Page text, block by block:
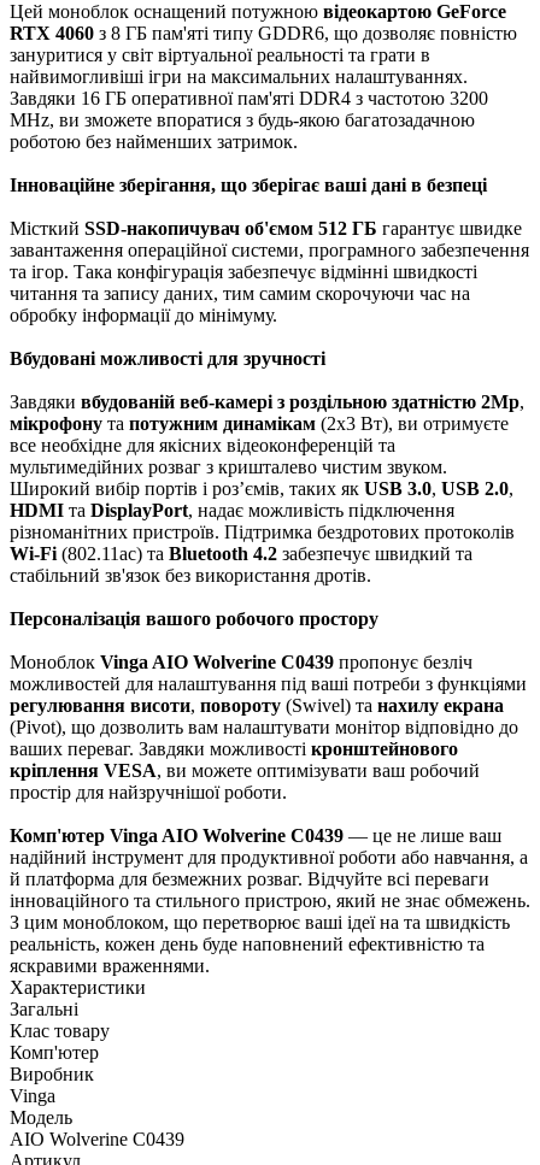
Цей моноблок оснащений потужною відеокартою GeForce
RTX 4060 з 8 ГБ пам'яті типу GDDR6, що дозволяє повністю
зануритися у світ віртуальної реальності та грати в
найвимогливіші ігри на максимальних налаштуваннях.
Завдяки 16 ГБ оперативної пам'яті DDR4 з частотою 3200
MHz, ви зможете впоратися з будь-якою багатозадачною
роботою без найменших затримок.
Інноваційне зберігання, що зберігає ваші дані в безпеці
Місткий SSD-накопичувач об'ємом 512 ГБ гарантує швидке
завантаження операційної системи, програмного забезпечення
та ігор. Така конфігурація забезпечує відмінні швидкості
читання та запису даних, тим самим скорочуючи час на
обробку інформації до мінімуму.
Вбудовані можливості для зручності
Завдяки вбудованій веб-камері з роздільною здатністю 2Mp,
мікрофону та потужним динамікам (2x3 Вт), ви отримуєте
все необхідне для якісних відеоконференцій та
мультимедійних розваг з кришталево чистим звуком.
Широкий вибір портів і роз’ємів, таких як USB 3.0, USB 2.0,
HDMI та DisplayPort, надає можливість підключення
різноманітних пристроїв. Підтримка бездротових протоколів
Wi-Fi(802.11ac) та Bluetooth 4.2 забезпечує швидкий та
стабільний зв'язок без використання дротів.
Персоналізація вашого робочого простору
Моноблок Vinga AIO Wolverine C0439 пропонує безліч
можливостей для налаштування під ваші потреби з функціями
регулювання висоти, повороту (Swivel) та нахилу екрана
(Pivot), що дозволить вам налаштувати монітор відповідно до
ваших переваг. Завдяки можливості кронштейнового
кріплення VESA, ви можете оптимізувати ваш робочий
простір для найзручнішої роботи.
Комп'ютер Vinga AIO Wolverine C0439 — це не лише ваш
надійний інструмент для продуктивної роботи або навчання, а
й платформа для безмежних розваг. Відчуйте всі переваги
інноваційного та стильного пристрою, який не знає обмежень.
З цим моноблоком, що перетворює ваші ідеї на та швидкість
реальність, кожен день буде наповнений ефективністю та
яскравими враженнями.
Характеристики
Загальні
Клас товару
Комп'ютер
Виробник
Vinga
Модель
AIO Wolverine C0439